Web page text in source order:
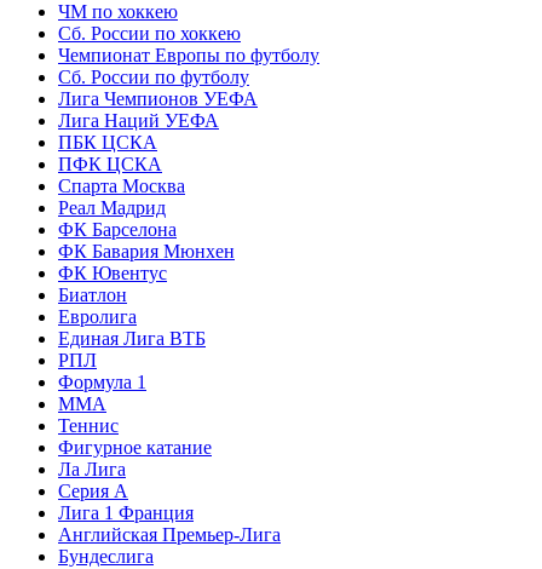
ЧМ по хоккею
Сб. России по хоккею
Чемпионат Европы по футболу
Сб. России по футболу
Лига Чемпионов УЕФА
Лига Наций УЕФА
ПБК ЦСКА
ПФК ЦСКА
Спарта Москва
Реал Мадрид
ФК Барселона
ФК Бавария Мюнхен
ФК Ювентус
Биатлон
Евролига
Единая Лига ВТБ
РПЛ
Формула 1
MMA
Теннис
Фигурное катание
Ла Лига
Серия А
Лига 1 Франция
Английская Премьер-Лига
Бундеслига